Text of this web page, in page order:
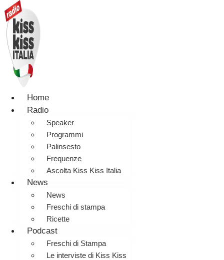
Home
Radio
Speaker
Programmi
Palinsesto
Frequenze
Ascolta Kiss Kiss Italia
News
News
Freschi di stampa
Ricette
Podcast
Freschi di Stampa
Le interviste di Kiss Kiss